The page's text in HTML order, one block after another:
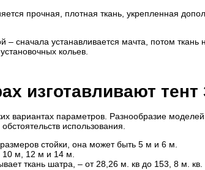
прочная, плотная ткань, укрепленная
сначала устанавливается мачта, потом ткань
кольев.
изготавливают тент
вариантах параметров. Разнообразие моделей
использования.
стойки, она может быть 5 м и 6 м.
м, 12 м и 14 м.
ткань шатра, – от 28,26 м. кв до 153, 8 м. кв.